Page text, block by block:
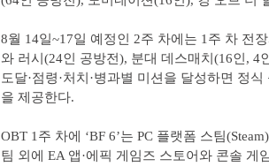
8월 14일~17일 예정인 2주 차에는 1주 차 전
와 러시(24인 공방전), 분대 데스매치(16인, 4
도달·점령·처치·병과별 미션을 달성하면 정
을 제공한다.
OBT 1주 차에 ‘BF 6’는 PC 플랫폼 스팀
팀 외에 EA 앱·에픽 게임즈 스토어와 콘솔 게